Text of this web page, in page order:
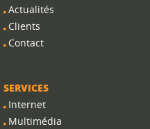
Actualités
Clients
Contact
SERVICES
Internet
Multimédia